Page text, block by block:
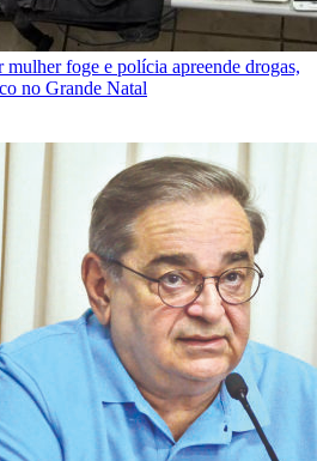
mulher foge e polícia apreende drogas,
no Grande Natal